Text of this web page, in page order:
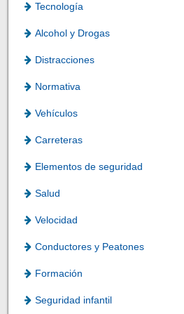
Tecnología
Alcohol y Drogas
Distracciones
Normativa
Vehículos
Carreteras
Elementos de seguridad
Salud
Velocidad
Conductores y Peatones
Formación
Seguridad infantil